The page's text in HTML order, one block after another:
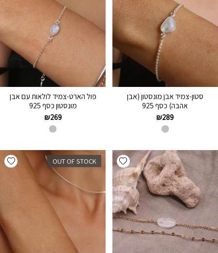
סטון-צמיד אבן מונסטון (אבן
אהבה) כסף 925
₪289
פול הארט-צמיד לולאות עם אבן
מונסטון כסף 925
₪269
Add wishlist
OUT OF STOCK